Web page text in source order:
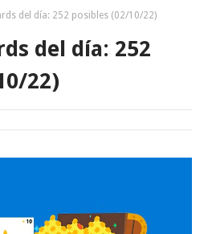
del día: 252 posibles (02/10/22)
del día: 252
22)